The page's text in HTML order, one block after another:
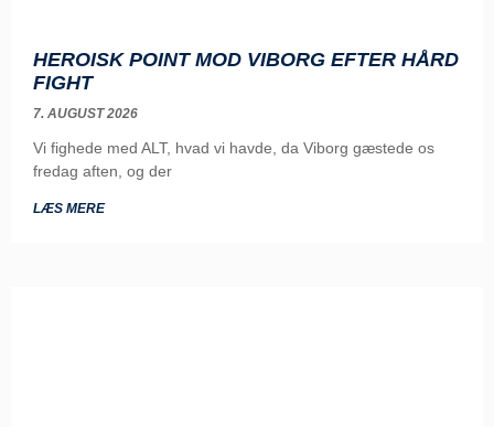
HEROISK POINT MOD VIBORG EFTER HÅRD
FIGHT
7. AUGUST 2026
Vi fighede med ALT, hvad vi havde, da Viborg gæstede os
fredag aften, og der
LÆS MERE